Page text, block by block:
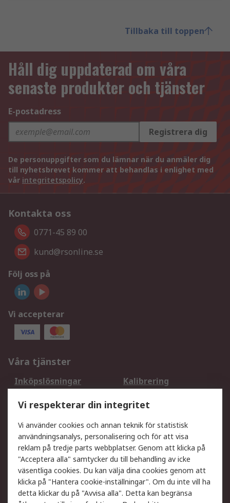
Tillbaka till toppen
Håll dig uppdaterad om våra
senaste produkter och tjänster
E-postadress
Registrera dig
De personuppgifter som du lämnar när du anmäler dig
till nyhetsbrevet kommer att behandlas i enlighet med
vår integritetspolicy.
Kontakta oss
0771-45 89 00
kund@rsonline.se
Följ oss på
Vi accepterar
Våra tjänster
Inköpslösningar
Kalibrering
DesignSpark
Teknisk Support
Ditt lokala säljteam
Exportlösningar
Support
Få hjälp
Retur av varor
Leverans
Spåra din order
Begär en fakturakopi
Fördelar med RS-konto
Vi respekterar din integritet
Vi använder cookies och annan teknik för statistisk
användningsanalys, personalisering och för att visa
reklam på tredje parts webbplatser. Genom att klicka på
"Acceptera alla" samtycker du till behandling av icke
väsentliga cookies. Du kan välja dina cookies genom att
klicka på "Hantera cookie-inställningar". Om du inte vill ha
detta klickar du på "Avvisa alla". Detta kan begränsa